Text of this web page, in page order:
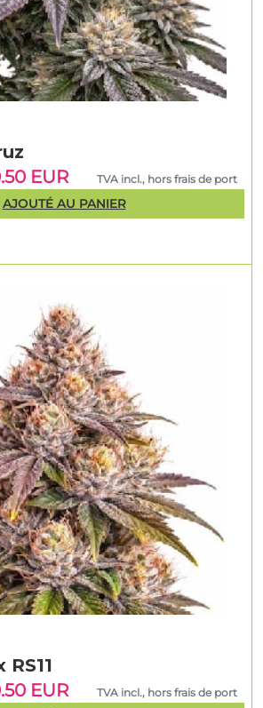
EUR
TVA incl., hors frais de port
EUR
TVA incl., hors frais de port
AJOUTÉ AU PANIER